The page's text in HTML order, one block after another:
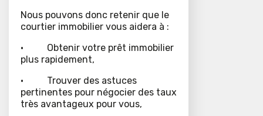
Nous pouvons donc retenir que le
courtier immobilier vous aidera à :
• Obtenir votre prêt immobilier
plus rapidement,
• Trouver des astuces
pertinentes pour négocier des taux
très avantageux pour vous,